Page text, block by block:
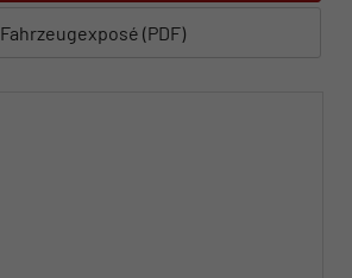
Fahrzeugexposé (PDF)